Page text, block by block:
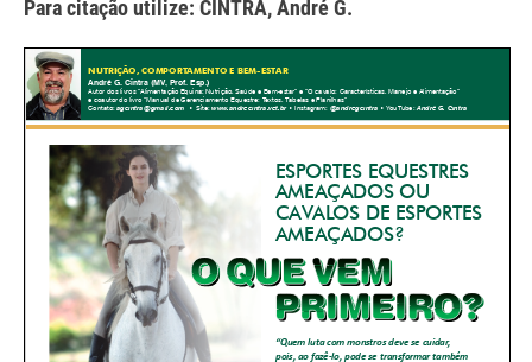
Para citação utilize: CINTRA, André G.